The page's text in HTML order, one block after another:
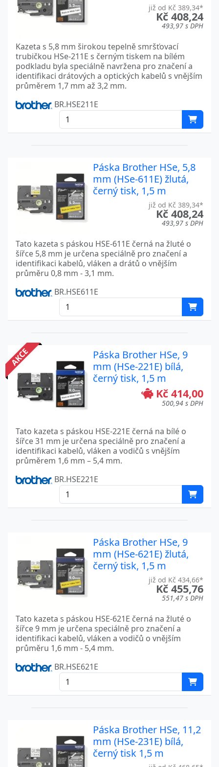
již od Kč 389,34*
Kč 408,24
493,97 s DPH
Kazeta s 5,8 mm širokou tepelně smršťovací
trubičkou HSe-211E s černým tiskem na bílém
podkladu byla speciálně navržena pro značení a
identifikaci drátových a optických kabelů s vnějším
průměrem 1,7 mm až 3,2 mm.
BR.HSE211E
Páska Brother HSe, 5,8
mm (HSe-611E) žlutá,
černý tisk, 1,5 m
již od Kč 389,34*
Kč 408,24
493,97 s DPH
Tato kazeta s páskou HSE-611E černá na žluté o
šířce 5,8 mm je určena speciálně pro značení a
identifikaci kabelů, vláken a drátů o vnějším
průměru 0,8 mm - 3,1 mm.
BR.HSE611E
AKCE
Páska Brother HSe, 9
mm (HSe-221E) bílá,
černý tisk, 1,5 m
Kč 414,00
500,94 s DPH
Tato kazeta s páskou HSE-221E černá na bílé o
šířce 31 mm je určena speciálně pro značení a
identifikaci kabelů, vláken a vodičů s vnějším
průměrem 1,6 mm – 5,4 mm.
BR.HSE221E
Páska Brother HSe, 9
mm (HSe-621E) žlutá,
černý tisk, 1,5 m
již od Kč 434,66*
Kč 455,76
551,47 s DPH
Tato kazeta s páskou HSE-621E černá na žluté o
šířce 9 mm je určena speciálně pro značení a
identifikaci kabelů, vláken a vodičů o vnějším
průměru 1,6 mm - 5,4 mm.
BR.HSE621E
Páska Brother HSe, 11,2
mm (HSe-231E) bílá,
černý tisk 1,5 m